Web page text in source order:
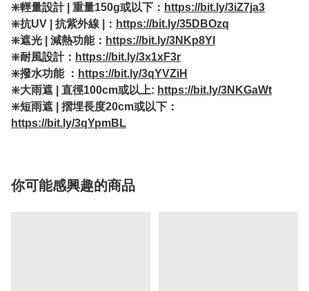
❇️輕量設計 | 重量150g或以下： https://bit.ly/3iZ7ja3
❇️抗UV | 抗紫外線 |： https://bit.ly/35DBOzq
❇️遮光 | 減熱功能： https://bit.ly/3NKp8YI
❇️耐風設計： https://bit.ly/3x1xF3r
❇️撥水功能 ： https://bit.ly/3qYVZiH
❇️大雨遮 | 直徑100cm或以上: https://bit.ly/3NKGaWt
❇️短雨遮 | 摺埋長度20cm或以下：
https://bit.ly/3qYpmBL
你可能感興趣的商品